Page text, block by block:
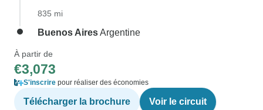
835 mi
Buenos AiresArgentine
À partir de
€3,073
S'inscrire pour réaliser des économies
Télécharger la brochure Voir le circuit